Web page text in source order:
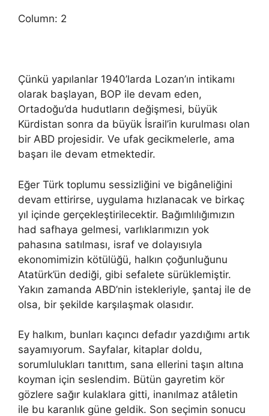
Column: 2
Çünkü yapılanlar 1940’larda Lozan’ın intikamı
olarak başlayan, BOP ile devam eden,
Ortadoğu’da hudutların değişmesi, büyük
Kürdistan sonra da büyük İsrail’in kurulması olan
bir ABD projesidir. Ve ufak gecikmelerle, ama
başarı ile devam etmektedir.
Eğer Türk toplumu sessizliğini ve bigâneliğini
devam ettirirse, uygulama hızlanacak ve birkaç
yıl içinde gerçekleştirilecektir. Bağımlılığımızın
had safhaya gelmesi, varlıklarımızın yok
pahasına satılması, israf ve dolayısıyla
ekonomimizin kötülüğü, halkın çoğunluğunu
Atatürk’ün dediği, gibi sefalete sürüklemiştir.
Yakın zamanda ABD’nin istekleriyle, şantaj ile de
olsa, bir şekilde karşılaşmak olasıdır.
Ey halkım, bunları kaçıncı defadır yazdığımı artık
sayamıyorum. Sayfalar, kitaplar doldu,
sorumlulukları tanıttım, sana ellerini taşın altına
koyman için seslendim. Bütün gayretim kör
gözlere sağır kulaklara gitti, inanılmaz atâletin
ile bu karanlık güne geldik. Son seçimin sonucu